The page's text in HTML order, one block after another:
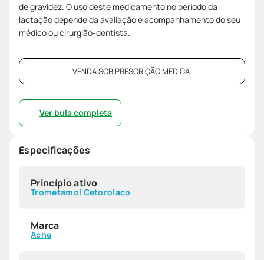
de gravidez. O uso deste medicamento no período da
lactação depende da avaliação e acompanhamento do seu
médico ou cirurgião-dentista.
VENDA SOB PRESCRIÇÃO MÉDICA.
Ver bula completa
Especificações
Princípio ativo
Trometamol Cetorolaco
Marca
Ache